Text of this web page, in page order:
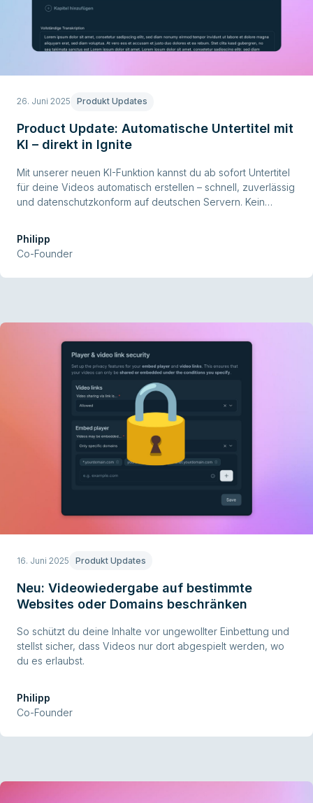
26. Juni 2025 Produkt Updates
Product Update: Automatische Untertitel mit
KI – direkt in Ignite
Mit unserer neuen KI-Funktion kannst du ab sofort Untertitel
für deine Videos automatisch erstellen – schnell, zuverlässig
und datenschutzkonform auf deutschen Servern. Kein
Philipp
Co-Founder
16. Juni 2025 Produkt Updates
Neu: Videowiedergabe auf bestimmte
Websites oder Domains beschränken
So schützt du deine Inhalte vor ungewollter Einbettung und
stellst sicher, dass Videos nur dort abgespielt werden, wo
du es erlaubst.
Philipp
Co-Founder